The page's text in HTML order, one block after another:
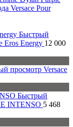
Versace Pour
Быстрый
Eros Energy 12 000
просмотр Versace
Быстрый
INTENSO 5 468